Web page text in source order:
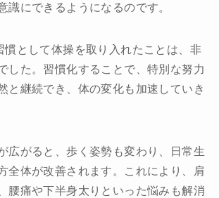
識にできるようになるのです。
慣として体操を取り入れたことは、非
した。習慣化することで、特別な努力
と継続でき、体の変化も加速していき
広がると、歩く姿勢も変わり、日常生
全体が改善されます。これにより、肩
腰痛や下半身太りといった悩みも解消